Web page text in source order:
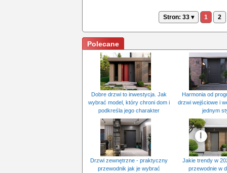
Stron: 33 ▾ 1 2
Polecane
Dobre drzwi to inwestycja. Jak
wybrać model, który chroni dom i
podkreśla jego charakter
Harmonia od
drzwi wejściowe i
jednym
Drzwi zewnętrzne - praktyczny
przewodnik jak je wybrać
Jakie trendy w
przewodnie w